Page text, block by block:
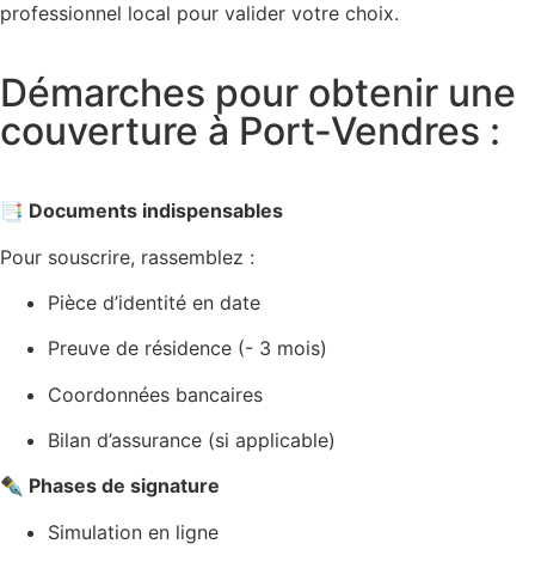
professionnel local pour valider votre choix.
Démarches pour obtenir une
couverture à Port-Vendres :
📑 Documents indispensables
Pour souscrire, rassemblez :
Pièce d’identité en date
Preuve de résidence (- 3 mois)
Coordonnées bancaires
Bilan d’assurance (si applicable)
✒️ Phases de signature
Simulation en ligne